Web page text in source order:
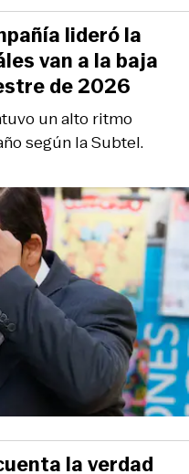
un alto ritmo
según la Subtel.
lideró la
van a la baja
de 2026
la verdad